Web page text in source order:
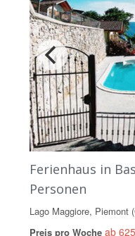
Ferienhaus in
Personen
Lago Maggiore, Piemont
Preis pro Woche ab